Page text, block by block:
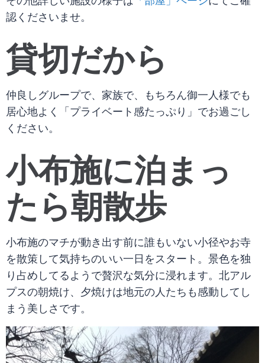
認くださいませ。
貸切だから
仲良しグループで、家族で、もちろん御一人様でも
居心地よく「プライベート感たっぷり」でお過ごし
ください。
小布施に泊まっ
たら朝散歩
小布施のマチが動き出す前に誰もいない小径やお寺
を散策して気持ちのいい一日をスタート。景色を独
り占めしてるようで贅沢な気分に浸れます。北アル
プスの朝焼け、夕焼けは地元の人たちも感動してし
まう美しさです。